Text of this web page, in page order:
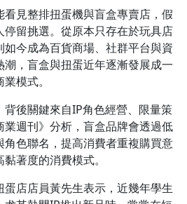
見整排扭蛋機與盲盒專賣店，假
停留挑選。從原本只存在於玩具店
今成為百貨商場、社群平台與資
，盲盒與扭蛋近年逐漸發展成一
模式。
後關鍵來自IP角色經營、限量策
週刊》分析，盲盒品牌會透過低
色聯名，提高消費者重複購買意
著度的消費模式。
店店員黃先生表示，近幾年學生